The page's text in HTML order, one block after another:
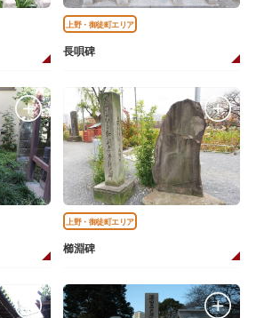
上野・御徒町エリア
長唄碑
上野・御徒町エリア
櫛淵碑